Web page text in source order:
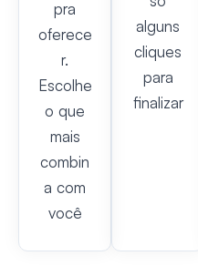
pra
oferece
r.
Escolhe
o que
mais
combin
a com
você
alguns
cliques
para
finalizar